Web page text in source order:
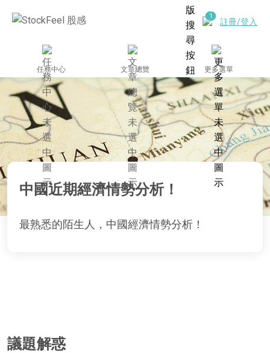
註冊/登入
任務中心 文章總覽 更多選單
中國近期經濟情勢分析！
最熟悉的陌生人，中國經濟情勢分析！
議題解惑